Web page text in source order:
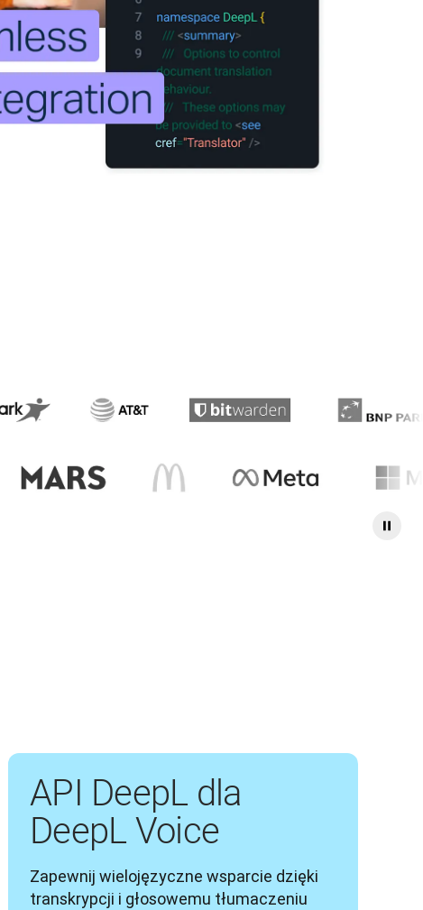
API DeepL dla
DeepL Voice
Zapewnij wielojęzyczne wsparcie dzięki
transkrypcji i głosowemu tłumaczeniu